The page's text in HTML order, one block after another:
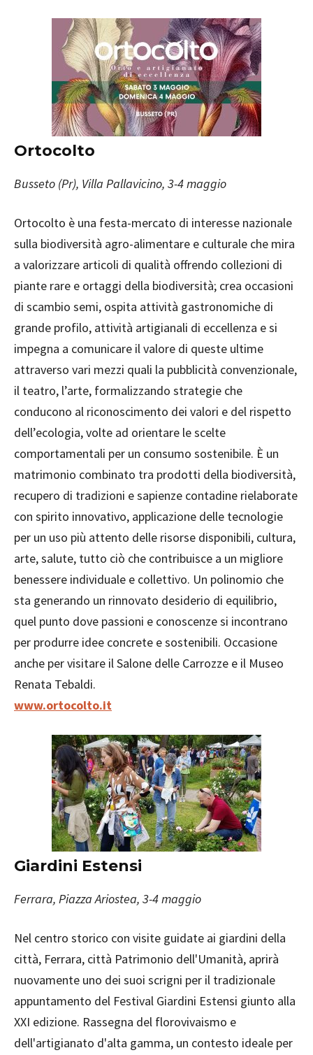
Ortocolto
Busseto (Pr), Villa Pallavicino, 3-4 maggio
Ortocolto è una festa-mercato di interesse nazionale
sulla biodiversità agro-alimentare e culturale che mira
a valorizzare articoli di qualità offrendo collezioni di
piante rare e ortaggi della biodiversità; crea occasioni
di scambio semi, ospita attività gastronomiche di
grande profilo, attività artigianali di eccellenza e si
impegna a comunicare il valore di queste ultime
attraverso vari mezzi quali la pubblicità convenzionale,
il teatro, l’arte, formalizzando strategie che
conducono al riconoscimento dei valori e del rispetto
dell’ecologia, volte ad orientare le scelte
comportamentali per un consumo sostenibile. È un
matrimonio combinato tra prodotti della biodiversità,
recupero di tradizioni e sapienze contadine rielaborate
con spirito innovativo, applicazione delle tecnologie
per un uso più attento delle risorse disponibili, cultura,
arte, salute, tutto ciò che contribuisce a un migliore
benessere individuale e collettivo. Un polinomio che
sta generando un rinnovato desiderio di equilibrio,
quel punto dove passioni e conoscenze si incontrano
per produrre idee concrete e sostenibili. Occasione
anche per visitare il Salone delle Carrozze e il Museo
Renata Tebaldi.
www.ortocolto.it
Giardini Estensi
Ferrara, Piazza Ariostea, 3-4 maggio
Nel centro storico con visite guidate ai giardini della
città, Ferrara, città Patrimonio dell'Umanità, aprirà
nuovamente uno dei suoi scrigni per il tradizionale
appuntamento del Festival Giardini Estensi giunto alla
XXI edizione. Rassegna del florovivaismo e
dell'artigianato d'alta gamma, un contesto ideale per